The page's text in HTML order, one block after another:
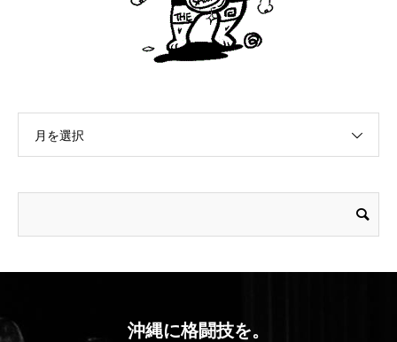
月を選択
沖縄に格闘技を。